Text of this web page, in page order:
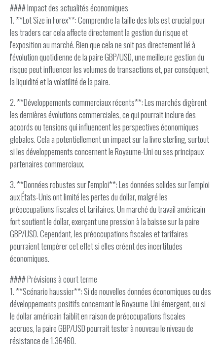
#### Impact des actualités économiques
1. **Lot Size in Forex**: Comprendre la taille des lots est crucial pour
les traders car cela affecte directement la gestion du risque et
l'exposition au marché. Bien que cela ne soit pas directement lié à
l'évolution quotidienne de la paire GBP/USD, une meilleure gestion du
risque peut influencer les volumes de transactions et, par conséquent,
la liquidité et la volatilité de la paire.
2. **Développements commerciaux récents**: Les marchés digèrent
les dernières évolutions commerciales, ce qui pourrait inclure des
accords ou tensions qui influencent les perspectives économiques
globales. Cela a potentiellement un impact sur la livre sterling, surtout
si les développements concernent le Royaume-Uni ou ses principaux
partenaires commerciaux.
3. **Données robustes sur l'emploi**: Les données solides sur l'emploi
aux États-Unis ont limité les pertes du dollar, malgré les
préoccupations fiscales et tarifaires. Un marché du travail américain
fort soutient le dollar, exerçant une pression à la baisse sur la paire
GBP/USD. Cependant, les préoccupations fiscales et tarifaires
pourraient tempérer cet effet si elles créent des incertitudes
économiques.
#### Prévisions à court terme
1. **Scénario haussier**: Si de nouvelles données économiques ou des
développements positifs concernant le Royaume-Uni émergent, ou si
le dollar américain faiblit en raison de préoccupations fiscales
accrues, la paire GBP/USD pourrait tester à nouveau le niveau de
résistance de 1.36460.